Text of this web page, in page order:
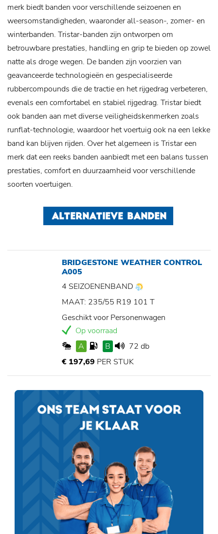
merk biedt banden voor verschillende seizoenen en
weersomstandigheden, waaronder all-season-, zomer- en
winterbanden. Tristar-banden zijn ontworpen om
betrouwbare prestaties, handling en grip te bieden op zowel
natte als droge wegen. De banden zijn voorzien van
geavanceerde technologieën en gespecialiseerde
rubbercompounds die de tractie en het rijgedrag verbeteren,
evenals een comfortabel en stabiel rijgedrag. Tristar biedt
ook banden aan met diverse veiligheidskenmerken zoals
runflat-technologie, waardoor het voertuig ook na een lekke
band kan blijven rijden. Over het algemeen is Tristar een
merk dat een reeks banden aanbiedt met een balans tussen
prestaties, comfort en duurzaamheid voor verschillende
soorten voertuigen.
ALTERNATIEVE BANDEN
BRIDGESTONE WEATHER CONTROL
A005
4 SEIZOENENBAND
MAAT: 235/55 R19 101 T
Geschikt voor Personenwagen
Op voorraad
A
B
72 db
€ 197,69 PER STUK